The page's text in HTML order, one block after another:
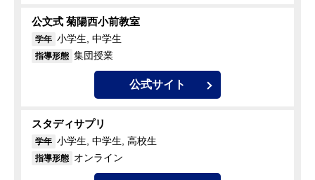
公文式 菊陽西小前教室
学年 小学生, 中学生
指導形態 集団授業
公式サイト
スタディサプリ
学年 小学生, 中学生, 高校生
指導形態 オンライン